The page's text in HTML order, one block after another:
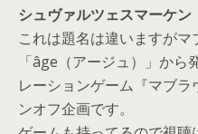
シュヴァルツェスマーケン
これは題名は違いますがマ
「âge（アージュ）」から
レーションゲーム『マブ
ンオフ企画です。